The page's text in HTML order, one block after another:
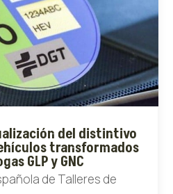
del distintivo
transformados
GLP y GNC
de Talleres de